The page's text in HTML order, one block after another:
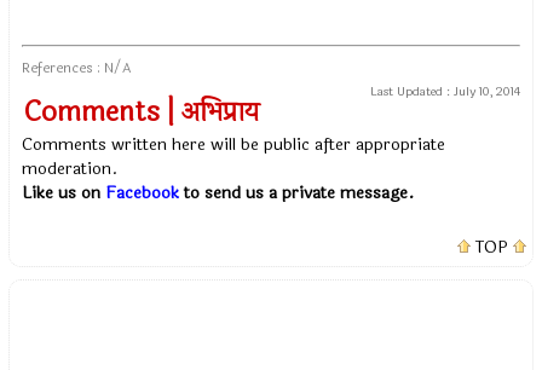
References : N/A
Last Updated : July 10, 2014
Comments | अभिप्राय
Comments written here will be public after appropriate
moderation.
Like us on Facebookto send us a private message.
TOP